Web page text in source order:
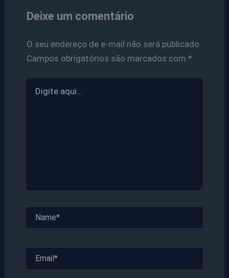
Deixe um comentário
O seu endereço de e-mail não será publicado.
Campos obrigatórios são marcados com *
aqui...